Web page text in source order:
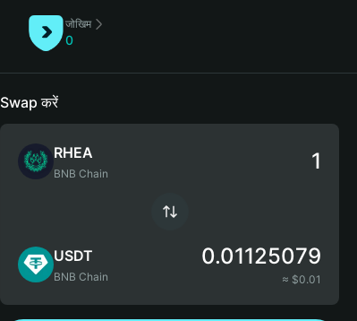
जोखिम
0
Swap करें
RHEA
BNB Chain
USDT
BNB Chain
0.01125079
≈ $0.01